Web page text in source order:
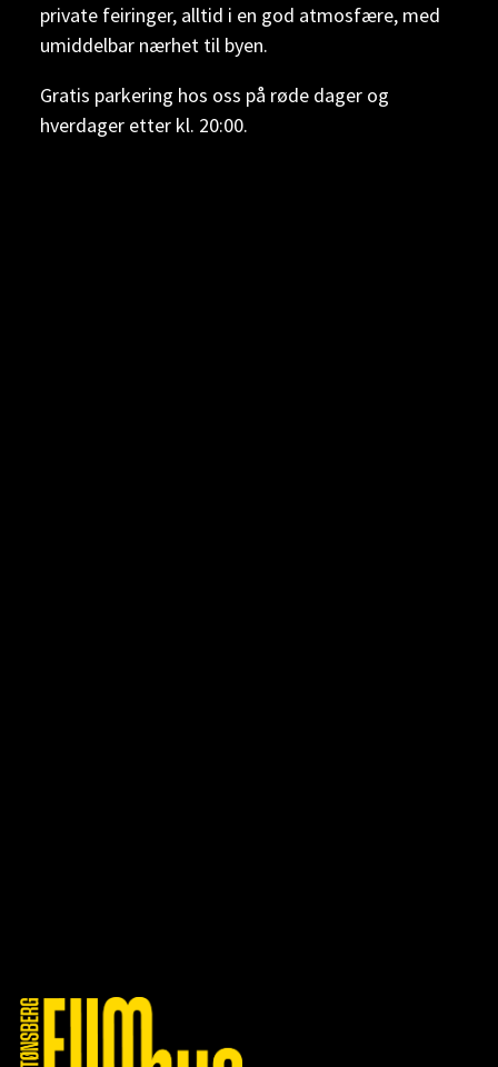
private feiringer, alltid i en god atmosfære, med
umiddelbar nærhet til byen.
Gratis parkering hos oss på røde dager og
hverdager etter kl. 20:00.